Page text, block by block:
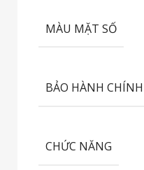
MÀU MẶT SỐ
BẢO HÀNH
CHỨC NĂNG